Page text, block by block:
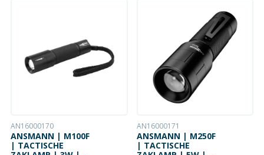
AN16000170
ANSMANN | M100F
| TACTISCHE
AN16000171
ANSMANN | M250F
| TACTISCHE